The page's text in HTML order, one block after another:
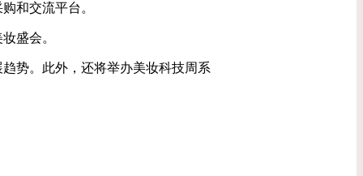
和交流平台。
盛会。
势。此外，还将举办美妆科技周系